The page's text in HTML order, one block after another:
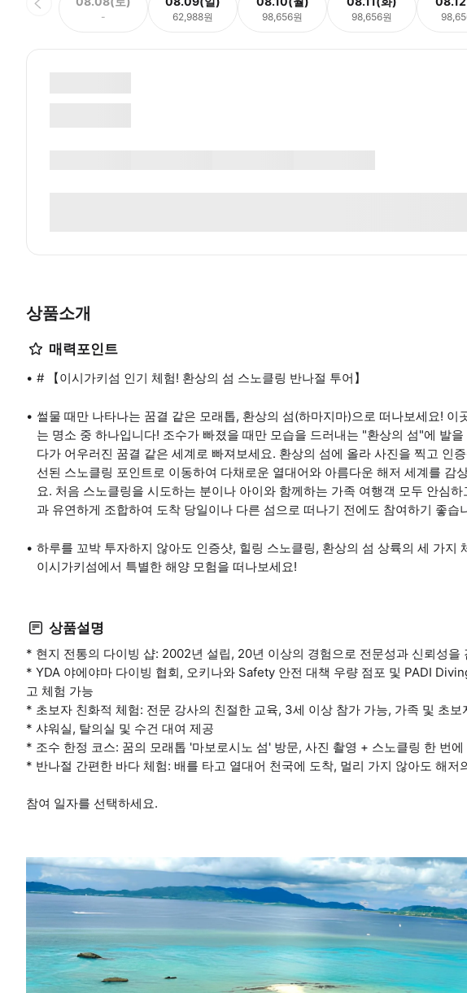
- 62,988원 98,656원 98,656원
상품소개
매력포인트
# 【이시가키섬 인기 체험! 환상의 섬 스노클링 반나절 투어】
썰물 때만 나타나는 꿈결 같은 모래톱, 환상의 섬(하마지마)으로 떠나보세요! 이
는 명소 중 하나입니다! 조수가 빠졌을 때만 모습을 드러내는 "환상의 섬"에 발
다가 어우러진 꿈결 같은 세계로 빠져보세요. 환상의 섬에 올라 사진을 찍고 인
선된 스노클링 포인트로 이동하여 다채로운 열대어와 아름다운 해저 세계를 감
요. 처음 스노클링을 시도하는 분이나 아이와 함께하는 가족 여행객 모두 안심
과 유연하게 조합하여 도착 당일이나 다른 섬으로 떠나기 전에도 참여하기 좋습
하루를 꼬박 투자하지 않아도 인증샷, 힐링 스노클링, 환상의 섬 상륙의 세 가지
이시가키섬에서 특별한 해양 모험을 떠나보세요!
상품설명
* 현지 전통의 다이빙 샵: 2002년 설립, 20년 이상의 경험으로 전문성과 신뢰성을
* YDA 야에야마 다이빙 협회, 오키나와 Safety 안전 대책 우량 점포 및 PADI
고 체험 가능
* 초보자 친화적 체험: 전문 강사의 친절한 교육, 3세 이상 참가 가능, 가족 및 초보
* 샤워실, 탈의실 및 수건 대여 제공
* 조수 한정 코스: 꿈의 모래톱 '마보로시노 섬' 방문, 사진 촬영 + 스노클링 한 번에
* 반나절 간편한 바다 체험: 배를 타고 열대어 천국에 도착, 멀리 가지 않아도 해저
참여 일자를 선택하세요.